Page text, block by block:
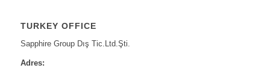
TURKEY OFFICE
Sapphire Group Dış Tic.Ltd.Şti.
Adres: